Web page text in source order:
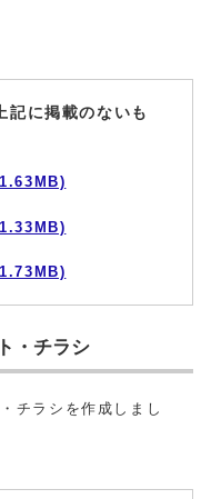
記に掲載のないも
・チラシ
チラシを作成しまし